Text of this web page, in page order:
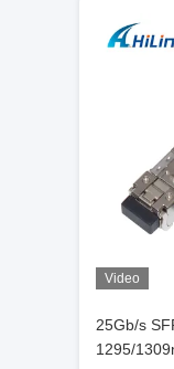
Video
25Gb/s
1295/